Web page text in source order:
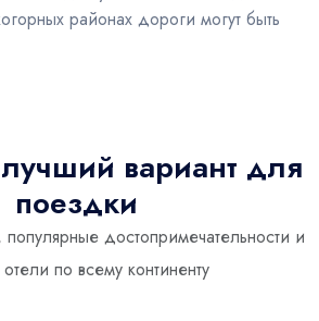
районах дороги могут быть
вариант для
поездки
достопримечательности и
по всему континенту